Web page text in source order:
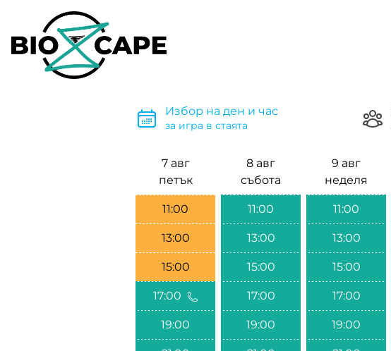
Избор на ден и час
за игра в стаята
7 авг
петък
11:00
13:00
15:00
17:00
19:00
8 авг
събота
11:00
13:00
15:00
17:00
19:00
9 авг
неделя
11:00
13:00
15:00
17:00
19:00